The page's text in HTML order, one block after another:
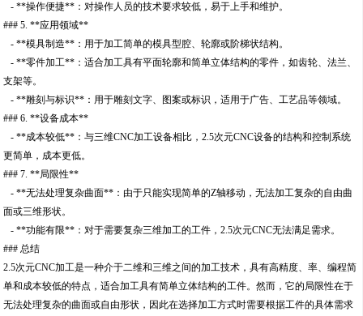
- **操作便捷**：对操作人员的技术要求较低，易于上手和维护。
### 5. **应用领域**
- **模具制造**：用于加工简单的模具型腔、轮廓或阶梯状结构。
- **零件加工**：适合加工具有平面轮廓和简单立体结构的零件，如齿轮、法兰、
支架等。
- **雕刻与标识**：用于雕刻文字、图案或标识，适用于广告、工艺品等领域。
### 6. **设备成本**
- **成本较低**：与三维CNC加工设备相比，2.5次元CNC设备的结构和控制系统
更简单，成本更低。
### 7. **局限性**
- **无法处理复杂曲面**：由于只能实现简单的Z轴移动，无法加工复杂的自由曲
面或三维形状。
- **功能有限**：对于需要复杂三维加工的工件，2.5次元CNC无法满足需求。
### 总结
2.5次元CNC加工是一种介于二维和三维之间的加工技术，具有高精度、率、编程简
单和成本较低的特点，适合加工具有简单立体结构的工件。然而，它的局限性在于
无法处理复杂的曲面或自由形状，因此在选择加工方式时需要根据工件的具体需求